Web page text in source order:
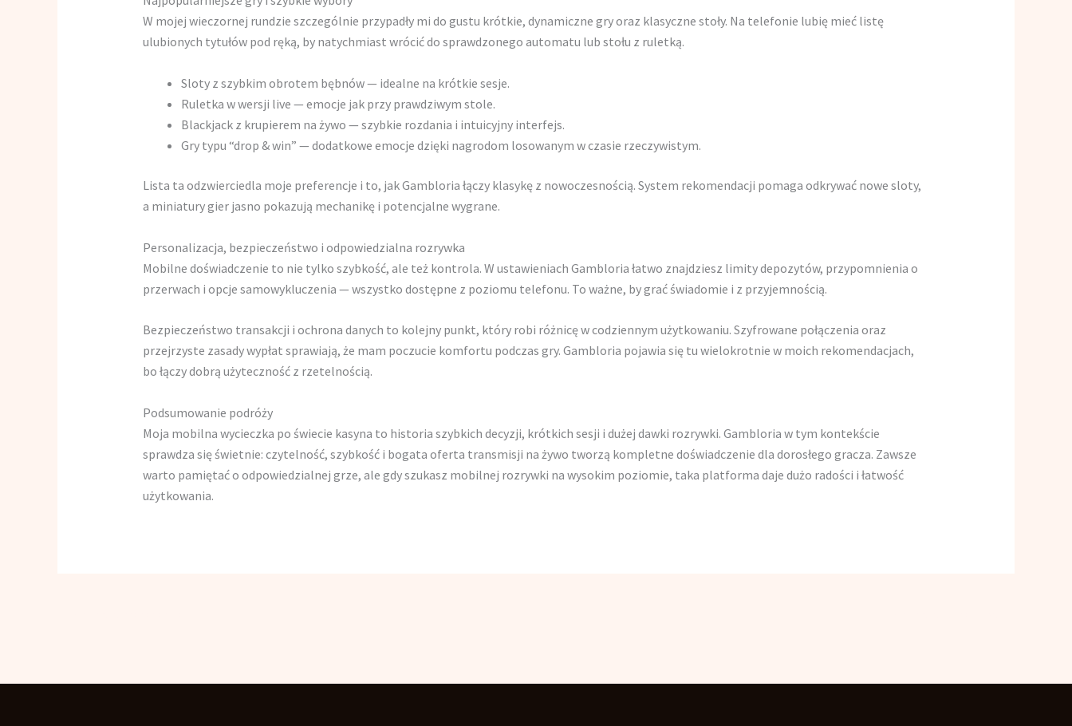
W mojej wieczornej rundzie szczególnie przypadły mi do gustu krótkie, dynamiczne gry oraz klasyczne stoły. Na telefonie lubię mieć listę
ulubionych tytułów pod ręką, by natychmiast wrócić do sprawdzonego automatu lub stołu z ruletką.
Sloty z szybkim obrotem bębnów — idealne na krótkie sesje.
Ruletka w wersji live — emocje jak przy prawdziwym stole.
Blackjack z krupierem na żywo — szybkie rozdania i intuicyjny interfejs.
Gry typu “drop & win” — dodatkowe emocje dzięki nagrodom losowanym w czasie rzeczywistym.
Lista ta odzwierciedla moje preferencje i to, jak Gambloria łączy klasykę z nowoczesnością. System rekomendacji pomaga odkrywać nowe sloty,
a miniatury gier jasno pokazują mechanikę i potencjalne wygrane.
Personalizacja, bezpieczeństwo i odpowiedzialna rozrywka
Mobilne doświadczenie to nie tylko szybkość, ale też kontrola. W ustawieniach Gambloria łatwo znajdziesz limity depozytów, przypomnienia o
przerwach i opcje samowykluczenia — wszystko dostępne z poziomu telefonu. To ważne, by grać świadomie i z przyjemnością.
Bezpieczeństwo transakcji i ochrona danych to kolejny punkt, który robi różnicę w codziennym użytkowaniu. Szyfrowane połączenia oraz
przejrzyste zasady wypłat sprawiają, że mam poczucie komfortu podczas gry. Gambloria pojawia się tu wielokrotnie w moich rekomendacjach,
bo łączy dobrą użyteczność z rzetelnością.
Podsumowanie podróży
Moja mobilna wycieczka po świecie kasyna to historia szybkich decyzji, krótkich sesji i dużej dawki rozrywki. Gambloria w tym kontekście
sprawdza się świetnie: czytelność, szybkość i bogata oferta transmisji na żywo tworzą kompletne doświadczenie dla dorosłego gracza. Zawsze
warto pamiętać o odpowiedzialnej grze, ale gdy szukasz mobilnej rozrywki na wysokim poziomie, taka platforma daje dużo radości i łatwość
użytkowania.